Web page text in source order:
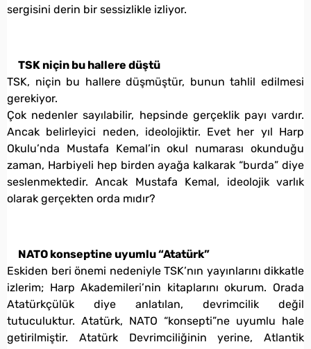
sergisini derin bir sessizlikle izliyor.
TSK niçin bu hallere düştü
TSK, niçin bu hallere düşmüştür, bunun tahlil edilmesi
gerekiyor.
Çok nedenler sayılabilir, hepsinde gerçeklik payı vardır.
Ancak belirleyici neden, ideolojiktir. Evet her yıl Harp
Okulu’nda Mustafa Kemal’in okul numarası okunduğu
zaman, Harbiyeli hep birden ayağa kalkarak “burda” diye
seslenmektedir. Ancak Mustafa Kemal, ideolojik varlık
olarak gerçekten orda mıdır?
NATO konseptine uyumlu “Atatürk”
Eskiden beri önemi nedeniyle TSK’nın yayınlarını dikkatle
izlerim; Harp Akademileri’nin kitaplarını okurum. Orada
Atatürkçülük diye anlatılan, devrimcilik değil
tutuculuktur. Atatürk, NATO “konsepti”ne uyumlu hale
getirilmiştir. Atatürk Devrimciliğinin yerine, Atlantik